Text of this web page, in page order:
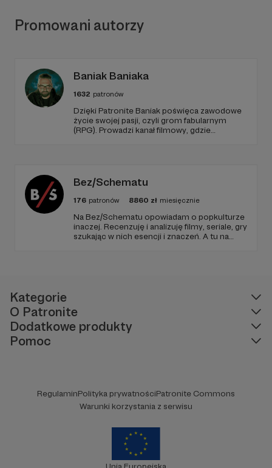
Promowani autorzy
Baniak Baniaka
1632 patronów
Dzięki Patronite Baniak poświęca zawodowe
życie swojej pasji, czyli grom fabularnym
(RPG). Prowadzi kanał filmowy, gdzie
Bez/Schematu
176 patronów 8860 zł miesięcznie
Na Bez/Schematu opowiadam o popkulturze
inaczej. Recenzuję i analizuję filmy, seriale, gry
szukając w nich esencji i znaczeń. A tu na
Kategorie
O Patronite
Dodatkowe produkty
Pomoc
RegulaminPolityka prywatnościPatronite Commons
Warunki korzystania z serwisu